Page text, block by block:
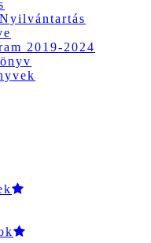
2019-2024